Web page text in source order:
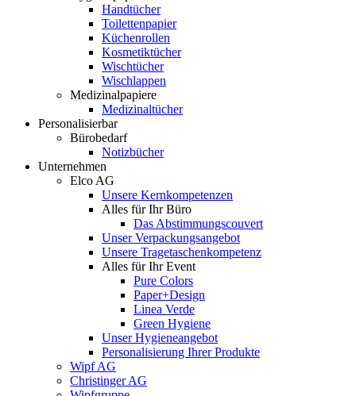
Handtücher
Toilettenpapier
Küchenrollen
Kosmetiktücher
Wischtücher
Wischlappen
Medizinalpapiere
Medizinaltücher
Personalisierbar
Bürobedarf
Notizbücher
Unternehmen
Elco AG
Unsere Kernkompetenzen
Alles für Ihr Büro
Das Abstimmungscouvert
Unser Verpackungsangebot
Unsere Tragetaschenkompetenz
Alles für Ihr Event
Pure Colors
Paper+Design
Linea Verde
Green Hygiene
Unser Hygieneangebot
Personalisierung Ihrer Produkte
Wipf AG
Christinger AG